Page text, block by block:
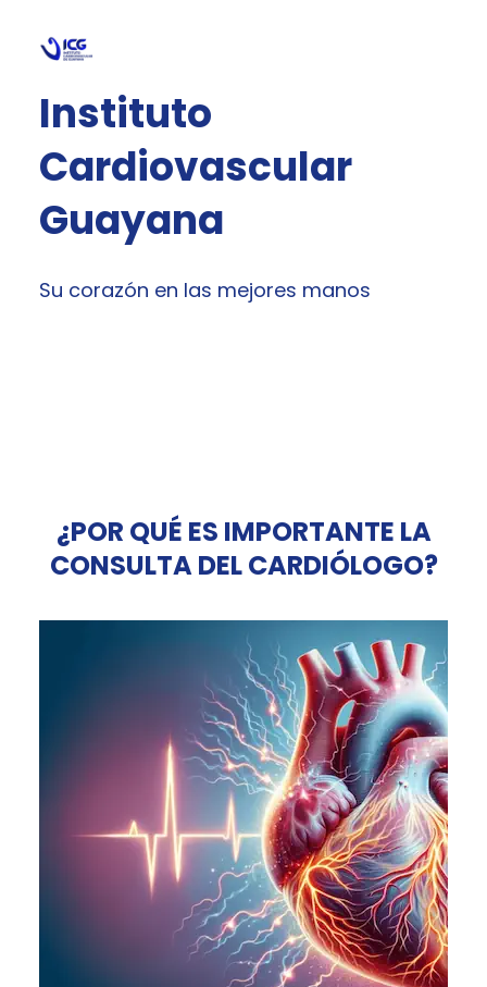
contenido
Instituto
Cardiovascular
Guayana
Su corazón en las mejores manos
¿POR QUÉ ES IMPORTANTE LA
CONSULTA DEL CARDIÓLOGO?